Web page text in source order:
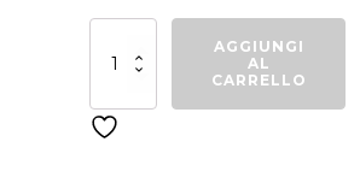
palestra
Space
AGGIUNGI
AL
CARRELLO